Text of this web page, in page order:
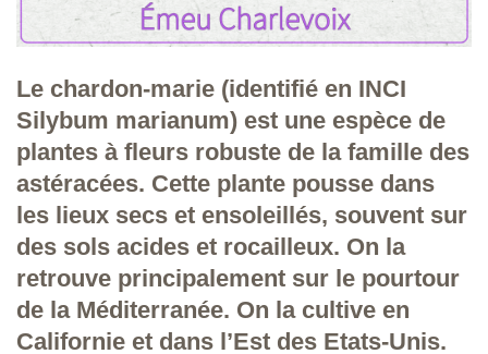
Le chardon-marie (identifié en INCI
Silybum marianum) est une espèce de
plantes à fleurs robuste de la famille des
astéracées. Cette plante pousse dans
les lieux secs et ensoleillés, souvent sur
des sols acides et rocailleux. On la
retrouve principalement sur le pourtour
de la Méditerranée. On la cultive en
Californie et dans l’Est des Etats-Unis.